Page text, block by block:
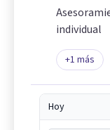
individual
+1 más
Hoy